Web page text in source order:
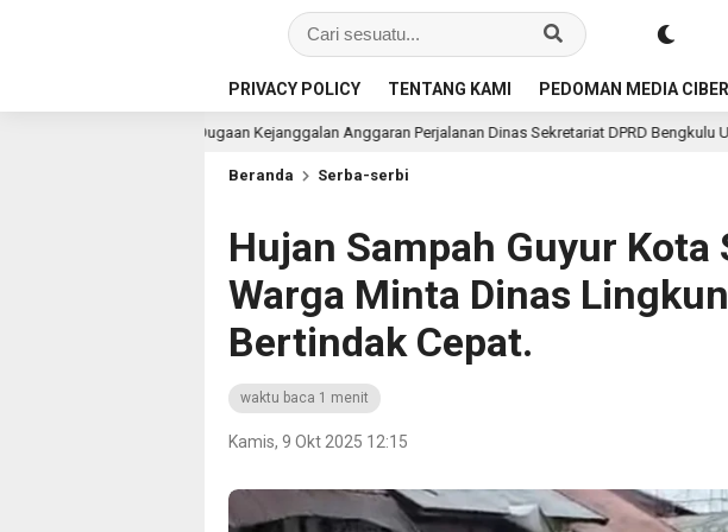
PRIVACY POLICY TENTANG KAMI PEDOMAN MEDIA CIBER
Dugaan Kejanggalan Anggaran Perjalanan Dinas Sekretariat DPRD Bengkulu Utara, LAKI Minta APH
Beranda Serba-serbi
Hujan Sampah Guyur Kota
Warga Minta Dinas
Bertindak Cepat.
waktu baca 1 menit
Kamis, 9 Okt 2025 12:15